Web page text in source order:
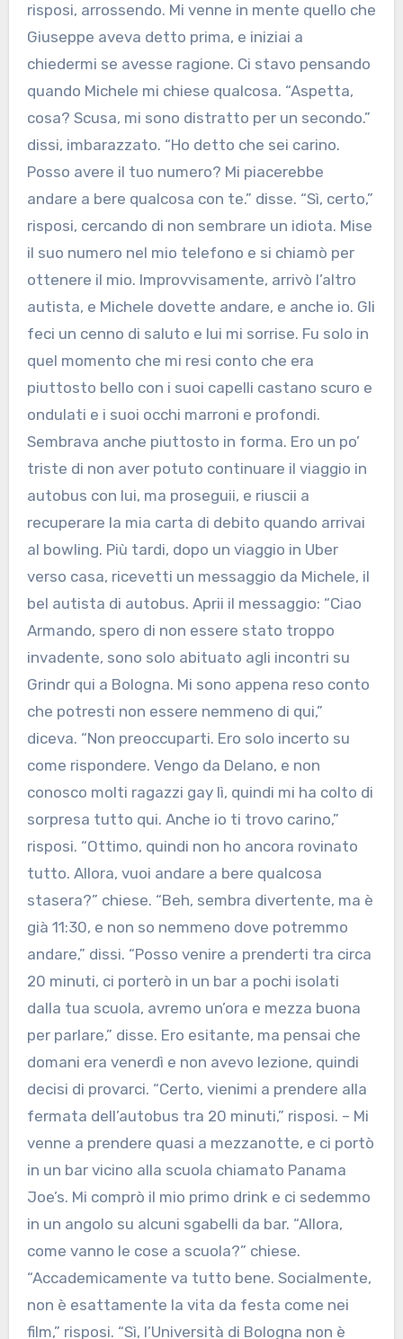
risposi, arrossendo. Mi venne in mente quello che
Giuseppe aveva detto prima, e iniziai a
chiedermi se avesse ragione. Ci stavo pensando
quando Michele mi chiese qualcosa. “Aspetta,
cosa? Scusa, mi sono distratto per un secondo.”
dissi, imbarazzato. “Ho detto che sei carino.
Posso avere il tuo numero? Mi piacerebbe
andare a bere qualcosa con te.” disse. “Sì, certo,”
risposi, cercando di non sembrare un idiota. Mise
il suo numero nel mio telefono e si chiamò per
ottenere il mio. Improvvisamente, arrivò l’altro
autista, e Michele dovette andare, e anche io. Gli
feci un cenno di saluto e lui mi sorrise. Fu solo in
quel momento che mi resi conto che era
piuttosto bello con i suoi capelli castano scuro e
ondulati e i suoi occhi marroni e profondi.
Sembrava anche piuttosto in forma. Ero un po’
triste di non aver potuto continuare il viaggio in
autobus con lui, ma proseguii, e riuscii a
recuperare la mia carta di debito quando arrivai
al bowling. Più tardi, dopo un viaggio in Uber
verso casa, ricevetti un messaggio da Michele, il
bel autista di autobus. Aprii il messaggio: “Ciao
Armando, spero di non essere stato troppo
invadente, sono solo abituato agli incontri su
Grindr qui a Bologna. Mi sono appena reso conto
che potresti non essere nemmeno di qui,”
diceva. “Non preoccuparti. Ero solo incerto su
come rispondere. Vengo da Delano, e non
conosco molti ragazzi gay lì, quindi mi ha colto di
sorpresa tutto qui. Anche io ti trovo carino,”
risposi. “Ottimo, quindi non ho ancora rovinato
tutto. Allora, vuoi andare a bere qualcosa
stasera?” chiese. “Beh, sembra divertente, ma è
già 11:30, e non so nemmeno dove potremmo
andare,” dissi. “Posso venire a prenderti tra circa
20 minuti, ci porterò in un bar a pochi isolati
dalla tua scuola, avremo un’ora e mezza buona
per parlare,” disse. Ero esitante, ma pensai che
domani era venerdì e non avevo lezione, quindi
decisi di provarci. “Certo, vienimi a prendere alla
fermata dell’autobus tra 20 minuti,” risposi. – Mi
venne a prendere quasi a mezzanotte, e ci portò
in un bar vicino alla scuola chiamato Panama
Joe’s. Mi comprò il mio primo drink e ci sedemmo
in un angolo su alcuni sgabelli da bar. “Allora,
come vanno le cose a scuola?” chiese.
“Accademicamente va tutto bene. Socialmente,
non è esattamente la vita da festa come nei
film,” risposi. “Sì, l’Università di Bologna non è